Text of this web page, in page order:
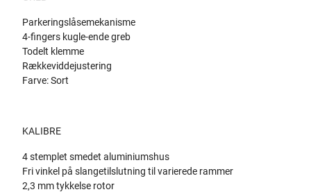
Parkeringslåsemekanisme
4-fingers kugle-ende greb
Todelt klemme
Rækkeviddejustering
Farve: Sort
KALIBRE
4 stemplet smedet aluminiumshus
Fri vinkel på slangetilslutning til varierede rammer
2,3 mm tykkelse rotor